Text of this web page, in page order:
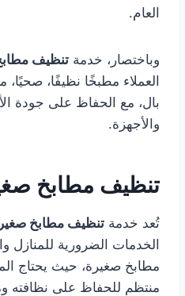
العام.
وباختصار، خدمة تنظيف
العملاء مطبخًا نظيفًا،
بال، مع الحفاظ على جودة
والأجهزة.
تنظيف مطابخ
تُعد خدمة تنظيف مطابخ
الخدمات الضرورية للمنازل
مطابخ صغيرة، حيث يحتاج
منتظم للحفاظ على نظافته